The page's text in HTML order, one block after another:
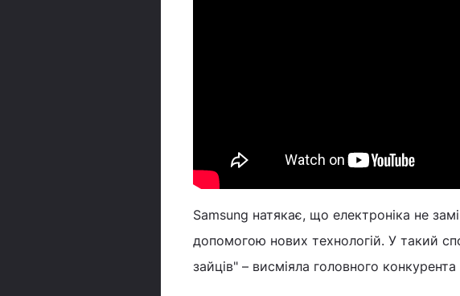
Samsung натякає, що електроніка не
допомогою нових технологій. У такий
зайців" – висміяла головного